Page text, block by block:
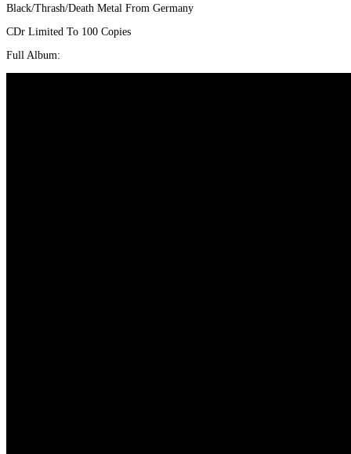
Black/Thrash/Death Metal From Germany
CDr Limited To 100 Copies
Full Album: